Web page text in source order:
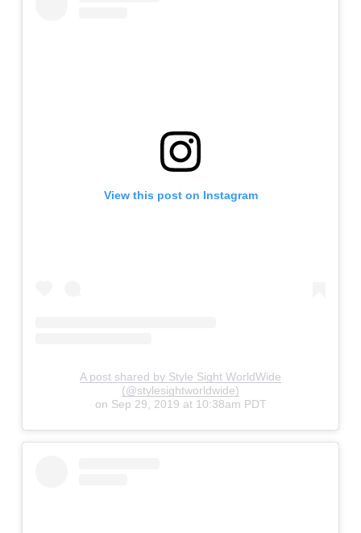
View this post on Instagram
A post shared by Style Sight WorldWide
(@stylesightworldwide)
on Sep 29, 2019 at 10:38am PDT